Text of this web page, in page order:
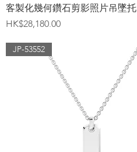
客製化幾何鑽石剪影照片吊墜托
價格
HK$28,180.00
JP-53552